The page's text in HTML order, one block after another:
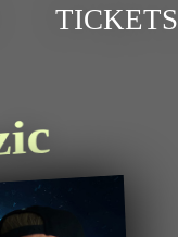
TICKETS